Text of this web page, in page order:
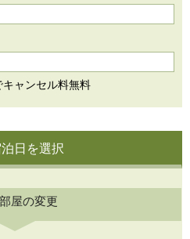
ャンセル料無料
日を選択
屋の変更